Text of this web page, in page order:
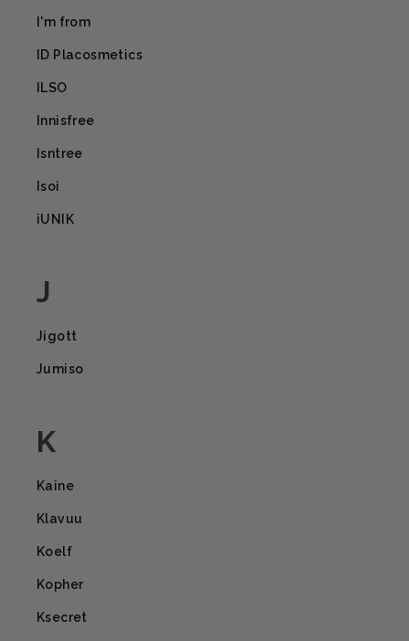
I'm from
ID Placosmetics
ILSO
Innisfree
Isntree
Isoi
iUNIK
J
Jigott
Jumiso
K
Kaine
Klavuu
Koelf
Kopher
Ksecret